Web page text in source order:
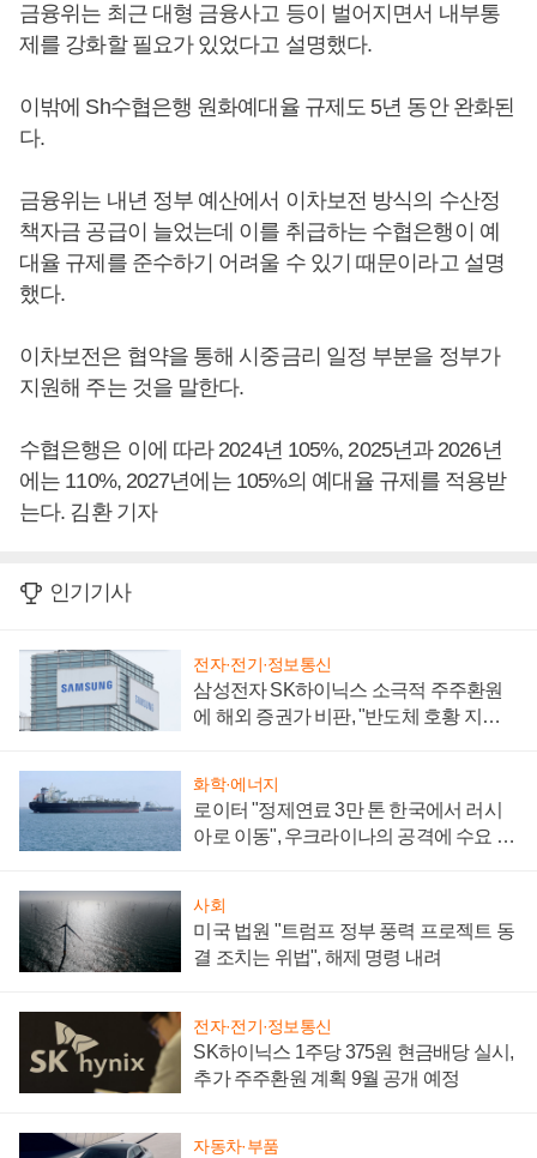
금융위는 최근 대형 금융사고 등이 벌어지면서 내부통
제를 강화할 필요가 있었다고 설명했다.
이밖에 Sh수협은행 원화예대율 규제도 5년 동안 완화된
다.
금융위는 내년 정부 예산에서 이차보전 방식의 수산정
책자금 공급이 늘었는데 이를 취급하는 수협은행이 예
대율 규제를 준수하기 어려울 수 있기 때문이라고 설명
했다.
이차보전은 협약을 통해 시중금리 일정 부분을 정부가
지원해 주는 것을 말한다.
수협은행은 이에 따라 2024년 105%, 2025년과 2026년
에는 110%, 2027년에는 105%의 예대율 규제를 적용받
는다. 김환 기자
인기기사
전자·전기·정보통신
삼성전자 SK하이닉스 소극적 주주환원
에 해외 증권가 비판, "반도체 호황 지속
화학·에너지
로이터 "정제연료 3만 톤 한국에서 러시
아로 이동", 우크라이나의 공격에 수요 늘
사회
미국 법원 "트럼프 정부 풍력 프로젝트 동
결 조치는 위법", 해제 명령 내려
전자·전기·정보통신
SK하이닉스 1주당 375원 현금배당 실시,
추가 주주환원 계획 9월 공개 예정
자동차·부품